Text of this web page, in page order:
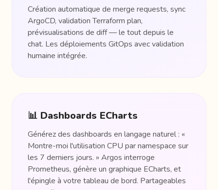
Création automatique de merge requests, sync
ArgoCD, validation Terraform plan,
prévisualisations de diff — le tout depuis le
chat. Les déploiements GitOps avec validation
humaine intégrée.
📊 Dashboards ECharts
Générez des dashboards en langage naturel : «
Montre-moi l'utilisation CPU par namespace sur
les 7 derniers jours. » Argos interroge
Prometheus, génère un graphique ECharts, et
l'épingle à votre tableau de bord. Partageables